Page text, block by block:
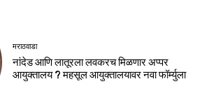
मराठवाडा
नांदेड आणि लातूरला लवकरच मिळणार अप्पर
आयुक्तालय ? महसूल आयुक्तालयावर नवा फॉर्म्युला